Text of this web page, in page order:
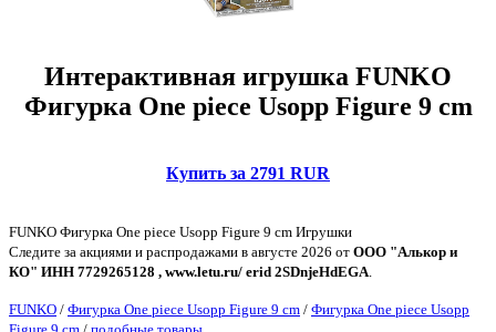
Интерактивная игрушка FUNKO
Фигурка One piece Usopp Figure 9 cm
Купить за 2791 RUR
FUNKO Фигурка One piece Usopp Figure 9 cm Игрушки
Следите за акциями и распродажами в августе 2026 от ООО "Алькор и
КО" ИНН 7729265128 , www.letu.ru/ erid 2SDnjeHdEGA.
FUNKO / Фигурка One piece Usopp Figure 9 cm / Фигурка One piece Usopp